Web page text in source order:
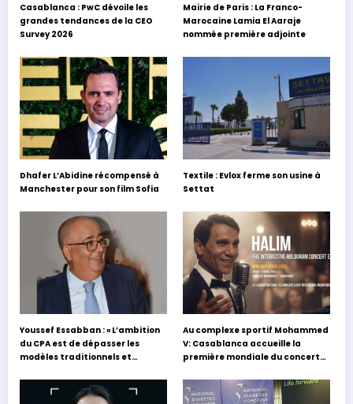
Casablanca : PwC dévoile les
grandes tendances de la CEO
Survey 2026
Mairie de Paris : La Franco-
Marocaine Lamia El Aaraje
nommée première adjointe
Dhafer L’Abidine récompensé à
Manchester pour son film Sofia
Textile : Evlox ferme son usine à
Settat
Youssef Essabban : « L’ambition
du CPA est de dépasser les
modèles traditionnels et
s’appuyant sur le partage des
expériences »
Au complexe sportif Mohammed
V: Casablanca accueille la
première mondiale du concert